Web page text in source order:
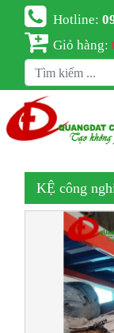
Hotline:
Giỏ hàng:
KỆ công